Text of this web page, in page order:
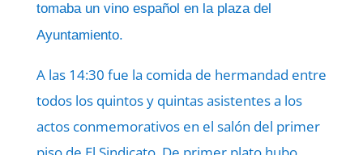
tomaba un vino español en la plaza del
Ayuntamiento.
A las 14:30 fue la comida de hermandad entre
todos los quintos y quintas asistentes a los
actos conmemorativos en el salón del primer